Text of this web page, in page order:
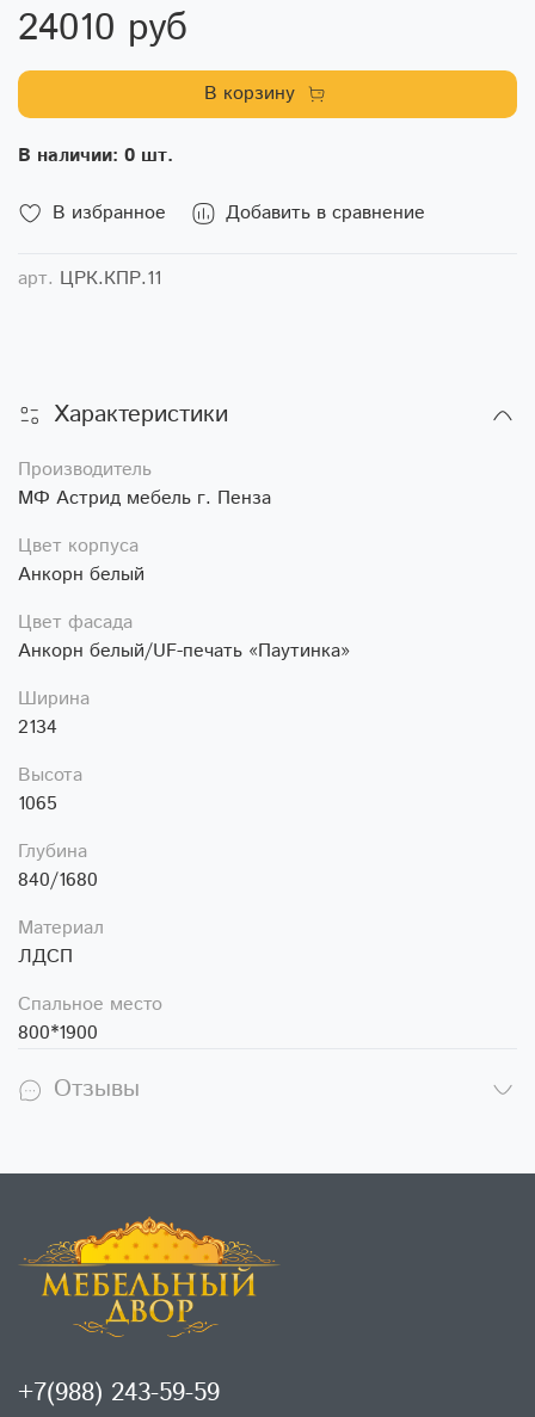
В избранное Добавить в сравнение
арт. ЦРК.КПР.11
24010 руб
В корзину
В наличии: 0 шт.
Характеристики
Производитель
МФ Астрид мебель г. Пенза
Цвет корпуса
Анкорн белый
Цвет фасада
Анкорн белый/UF-печать «Паутинка»
Ширина
2134
Высота
1065
Глубина
840/1680
Материал
ЛДСП
Спальное место
800*1900
Отзывы
+7(988) 243-59-59